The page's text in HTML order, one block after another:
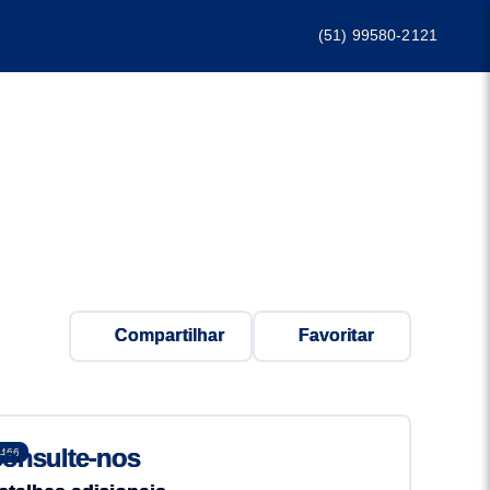
(51) 99580-2121
Compartilhar Favoritar
nos